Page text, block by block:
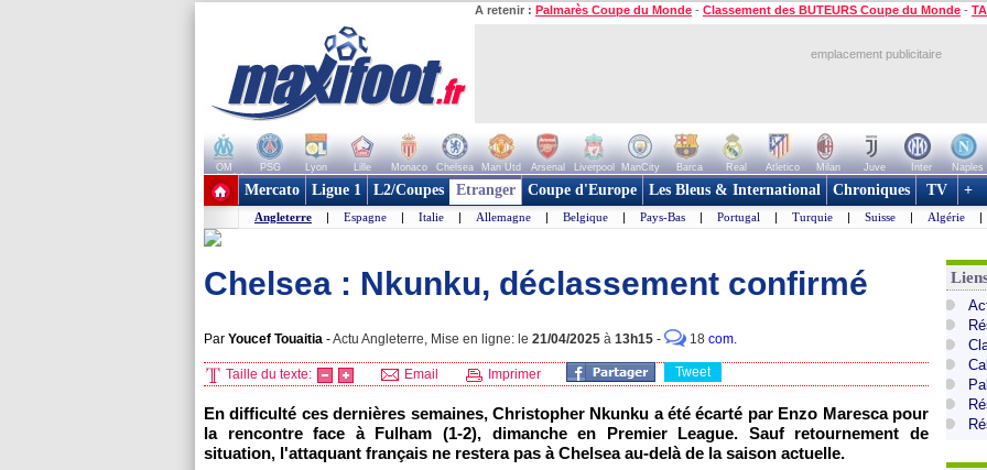
A retenir : Palmarès Coupe du Monde - Classement des BUTEURS Coupe du Monde -
emplacement publicitaire
OM PSG Lyon Lille Monaco Chelsea Man Utd Arsenal Liverpool ManCity Barca Real Atletico Milan Juve Inter Naples
+ de clubs
Mercato Ligue 1 L2/Coupes Etranger Coupe d'Europe Les Bleus & International Chroniques TV +
Angleterre | Espagne | Italie | Allemagne | Belgique | Pays-Bas | Portugal | Turquie | Suisse | Algérie |
Chelsea : Nkunku, déclassement confirmé
Par Youcef Touaitia -Actu Angleterre, Mise en ligne: le 21/04/2025 à 13h15 - 18 com.
Taille du texte: Email Imprimer Tweet
En difficulté ces dernières semaines, Christopher Nkunku a été écarté par Enzo Maresca pour
la rencontre face à Fulham (1-2), dimanche en Premier League. Sauf retournement de
situation, l'attaquant français ne restera pas à Chelsea au-delà de la saison actuelle.